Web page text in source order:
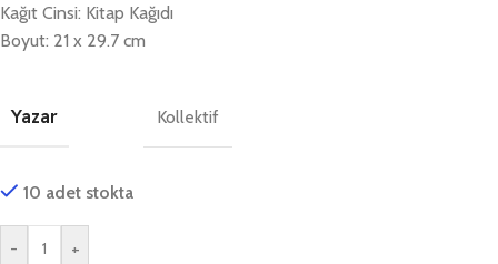
Kağıt Cinsi: Kitap Kağıdı
Boyut: 21 x 29.7 cm
Yazar Kollektif
10 adet stokta
- +